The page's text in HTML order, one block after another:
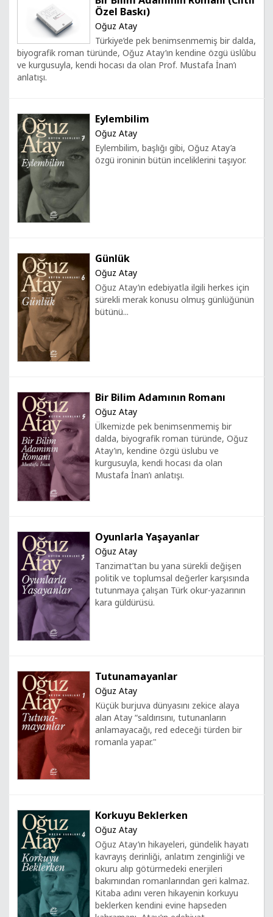
Özel Baskı)
Oğuz Atay
Türkiye’de pek benimsenmemiş bir dalda,
biyografik roman türünde, Oğuz Atay’ın kendine özgü üslûbu
ve kurgusuyla, kendi hocası da olan Prof. Mustafa İnan’ı
anlatışı.
Eylembilim
Oğuz Atay
Eylembilim, başlığı gibi, Oğuz Atay’a
özgü ironinin bütün inceliklerini taşıyor.
Günlük
Oğuz Atay
Oğuz Atay’ın edebiyatla ilgili herkes için
sürekli merak konusu olmuş günlüğünün
bütünü...
Bir Bilim Adamının Romanı
Oğuz Atay
Ülkemizde pek benimsenmemiş bir
dalda, biyografik roman türünde, Oğuz
Atay’ın, kendine özgü üslubu ve
kurgusuyla, kendi hocası da olan
Mustafa İnan’ı anlatışı.
Oyunlarla Yaşayanlar
Oğuz Atay
Tanzimat’tan bu yana sürekli değişen
politik ve toplumsal değerler karşısında
tutunmaya çalışan Türk okur-yazarının
kara güldürüsü.
Tutunamayanlar
Oğuz Atay
Küçük burjuva dünyasını zekice alaya
alan Atay “saldırısını, tutunanların
anlamayacağı, red edeceği türden bir
romanla yapar."
Korkuyu Beklerken
Oğuz Atay
Oğuz Atay’ın hikayeleri, gündelik hayatı
kavrayış derinliği, anlatım zenginliği ve
okuru alıp götürmedeki enerjileri
bakımından romanlarından geri kalmaz.
Kitaba adını veren hikayenin korkuyu
beklerken kendini evine hapseden